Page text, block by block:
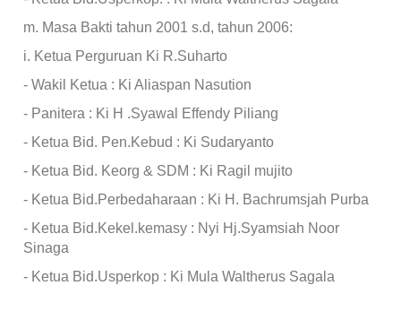
m. Masa Bakti tahun 2001 s.d, tahun 2006:
i. Ketua Perguruan Ki R.Suharto
- Wakil Ketua : Ki Aliaspan Nasution
- Panitera : Ki H .Syawal Effendy Piliang
- Ketua Bid. Pen.Kebud : Ki Sudaryanto
- Ketua Bid. Keorg & SDM : Ki Ragil mujito
- Ketua Bid.Perbedaharaan : Ki H. Bachrumsjah Purba
- Ketua Bid.Kekel.kemasy : Nyi Hj.Syamsiah Noor
Sinaga
- Ketua Bid.Usperkop : Ki Mula Waltherus Sagala